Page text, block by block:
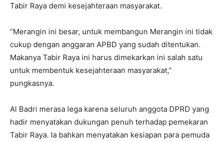
Tabir Raya demi kesejahteraan masyarakat.
“Merangin ini besar, untuk membangun Merangin ini tidak
cukup dengan anggaran APBD yang sudah ditentukan.
Makanya Tabir Raya ini harus dimekarkan ini salah satu
untuk membentuk kesejahteraan masyarakat,”
pungkasnya.
Al Badri merasa lega karena seluruh anggota DPRD yang
hadir menyatakan dukungan penuh terhadap pemekaran
Tabir Raya. Ia bahkan menyatakan kesiapan para pemuda